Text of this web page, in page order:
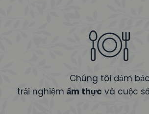
Chúng tôi đảm
trải nghiệm ẩm thực và cuộc